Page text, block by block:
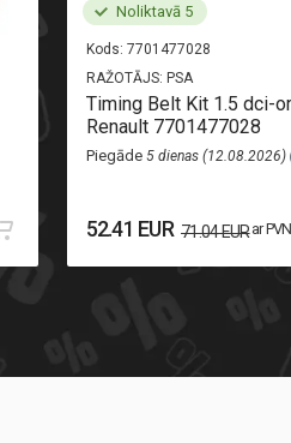
Noliktavā 5
Kods: 7701477028
RAŽOTĀJS: PSA
Timing Belt Kit 1.5 dci-
Renault 7701477028
Piegāde 5 dienas (12.08.2026)
52.41 EUR 71.04 EURar